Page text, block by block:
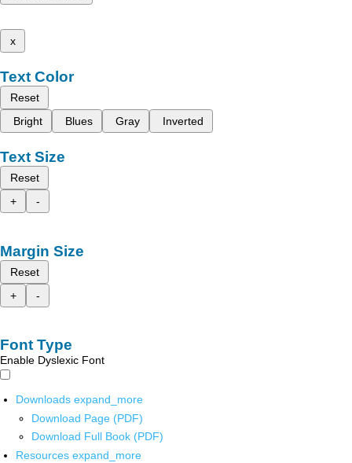
x
Text Color
Reset
Bright
Blues Gray Inverted
Text Size
Reset
+
-
Margin Size
Reset
+
-
Font Type
Enable Dyslexic Font
Downloads expand_more
Download Page (PDF)
Download Full Book (PDF)
Resources expand_more